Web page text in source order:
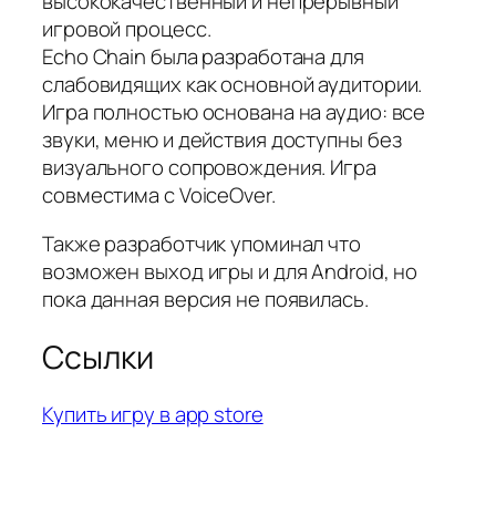
игровой процесс.
Echo Chain была разработана для
слабовидящих как основной аудитории.
Игра полностью основана на аудио: все
звуки, меню и действия доступны без
визуального сопровождения. Игра
совместима с VoiceOver.
Также разработчик упоминал что
возможен выход игры и для Android, но
пока данная версия не появилась.
Ссылки
Купить игру в app store